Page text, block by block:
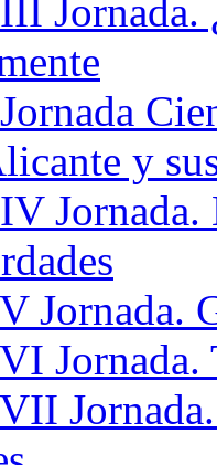
Jornada.
y
Jornada.
Jornada.